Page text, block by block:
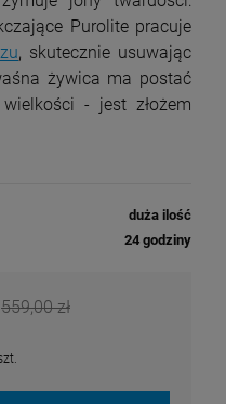
Purolite pracuje
, skutecznie usuwając
żywica ma postać
- jest złożem
duża ilość
24 godziny
559,00 zł